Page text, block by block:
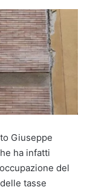
Giuseppe
ha infatti
del
tasse